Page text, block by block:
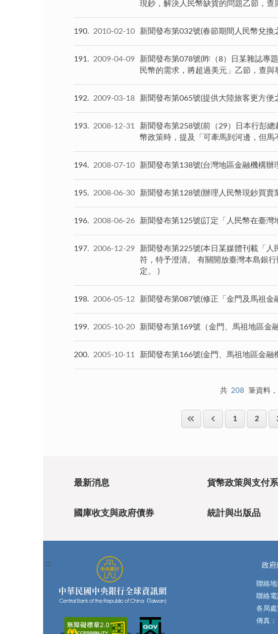
現鈔，解決人民幣缺貨的問題乙節，查
190 2010-02-10 新聞發布第032號(春節期間人民幣兌換
191 2009-04-09
新聞發布第078號(昨（8）日某雜誌專
民幣的需求，將超過美元」乙節，查
192 2009-03-18 新聞發布第065號(提供大陸旅客更方便
193 2008-12-31
新聞發布第258號(前（29）日本行彭
幣政策時，提及「可牽馬到河邊，但馬
194 2008-07-10 新聞發布第138號(台灣地區金融機構辦
195 2008-06-30 新聞發布第128號(辦理人民幣現鈔買賣
196 2008-06-26 新聞發布第125號(訂定「人民幣在臺
197 2006-12-29
新聞發布第225號(本日某媒體刊載「
符，特予澄清。 有關開放臺灣本島銀
定。 )
198 2006-05-12 新聞發布第087號(修正「金門及馬祖
199 2005-10-20 新聞發布第169號（金門、馬祖地區金
200 2005-10-11 新聞發布第166號(金門、馬祖地區金
共 208 筆資料
1 2
最新消息 貨幣政策與支付
國庫收支與政府債券 統計與出版品
::: 政
聯絡
聯絡
各局
傳真